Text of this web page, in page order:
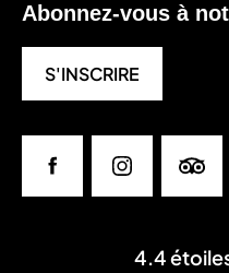
4.4
Abonnez-vous à
S'INSCRIRE
FacebookInstagram